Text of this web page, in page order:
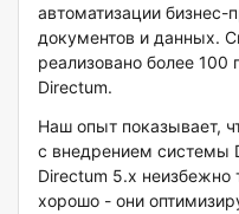
автоматизации бизнес-
документов и данных.
реализовано более 100
Directum.
Наш опыт показывает,
с внедрением системы
Directum 5.х
хорошо - они